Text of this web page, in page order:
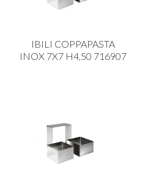
IBILI COPPAPASTA
INOX 7X7 H4,50 716907